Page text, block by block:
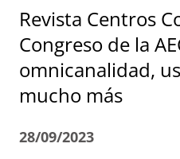
Revista Centros
Congreso de la
omnicanalidad,
mucho más
28/09/2023